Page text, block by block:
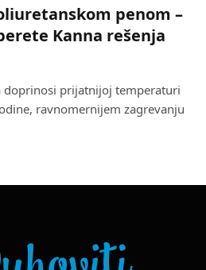
penom –
Kanna rešenja
doprinosi prijatnijoj temperaturi
ravnomernijem zagrevanju